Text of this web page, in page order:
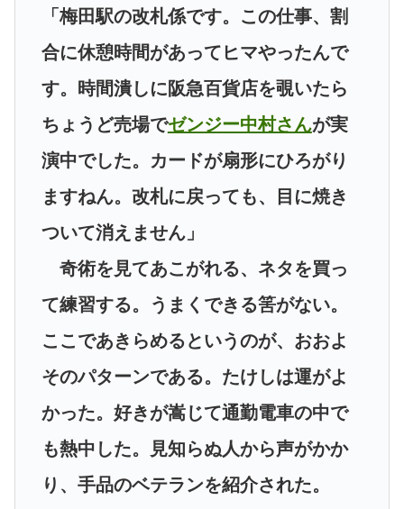
「梅田駅の改札係です。この仕事、割
合に休憩時間があってヒマやったんで
す。時間潰しに阪急百貨店を覗いたら
ちょうど売場でゼンジー中村さんが実
演中でした。カードが扇形にひろがり
ますねん。改札に戻っても、目に焼き
ついて消えません」
奇術を見てあこがれる、ネタを買っ
て練習する。うまくできる筈がない。
ここであきらめるというのが、おおよ
そのパターンである。たけしは運がよ
かった。好きが嵩じて通勤電車の中で
も熱中した。見知らぬ人から声がかか
り、手品のベテランを紹介された。